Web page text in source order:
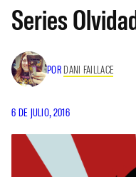
Series
POR DANI FAILLACE
6 DE JULIO, 2016